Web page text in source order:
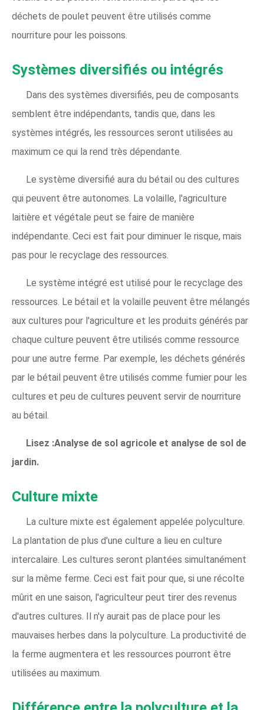
déchets de poulet peuvent être utilisés comme
nourriture pour les poissons.
Systèmes diversifiés ou intégrés
Dans des systèmes diversifiés, peu de composants
semblent être indépendants, tandis que, dans les
systèmes intégrés, les ressources seront utilisées au
maximum ce qui la rend très dépendante.
Le système diversifié aura du bétail ou des cultures
qui peuvent être autonomes. La volaille, l'agriculture
laitière et végétale peut se faire de manière
indépendante. Ceci est fait pour diminuer le risque, mais
pas pour le recyclage des ressources.
Le système intégré est utilisé pour le recyclage des
ressources. Le bétail et la volaille peuvent être mélangés
aux cultures pour l'agriculture et les produits générés par
chaque culture peuvent être utilisés comme ressource
pour une autre ferme. Par exemple, les déchets générés
par le bétail peuvent être utilisés comme fumier pour les
cultures et peu de cultures peuvent servir de nourriture
au bétail.
Lisez :Analyse de sol agricole et analyse de sol de
jardin.
Culture mixte
La culture mixte est également appelée polyculture.
La plantation de plus d'une culture a lieu en culture
intercalaire. Les cultures seront plantées simultanément
sur la même ferme. Ceci est fait pour que, si une récolte
mûrit en une saison, l'agriculteur peut tirer des revenus
d'autres cultures. Il n'y aurait pas de place pour les
mauvaises herbes dans la polyculture. La productivité de
la ferme augmentera et les ressources pourront être
utilisées au maximum.